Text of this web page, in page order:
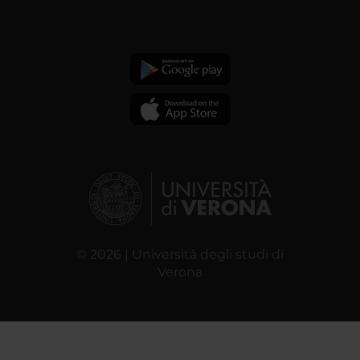
© 2026 | Università degli studi di
Verona